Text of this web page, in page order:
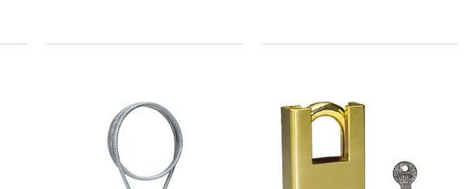
カール事務器 キ
ーボックス（コ
ンパクトタイ
デビカ 名札キー
ホルダー 8色
133409 1セット
のチカラ」スペ
アキーボックス